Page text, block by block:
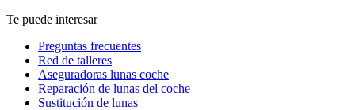
Te puede interesar
Preguntas frecuentes
Red de talleres
Aseguradoras lunas coche
Reparación de lunas del coche
Sustitución de lunas